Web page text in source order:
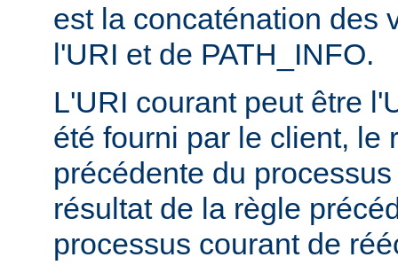
est la concaténation des
l'URI et de PATH_INFO.
L'URI courant peut être
été fourni par le client, le
précédente du
résultat de la règle
processus courant de